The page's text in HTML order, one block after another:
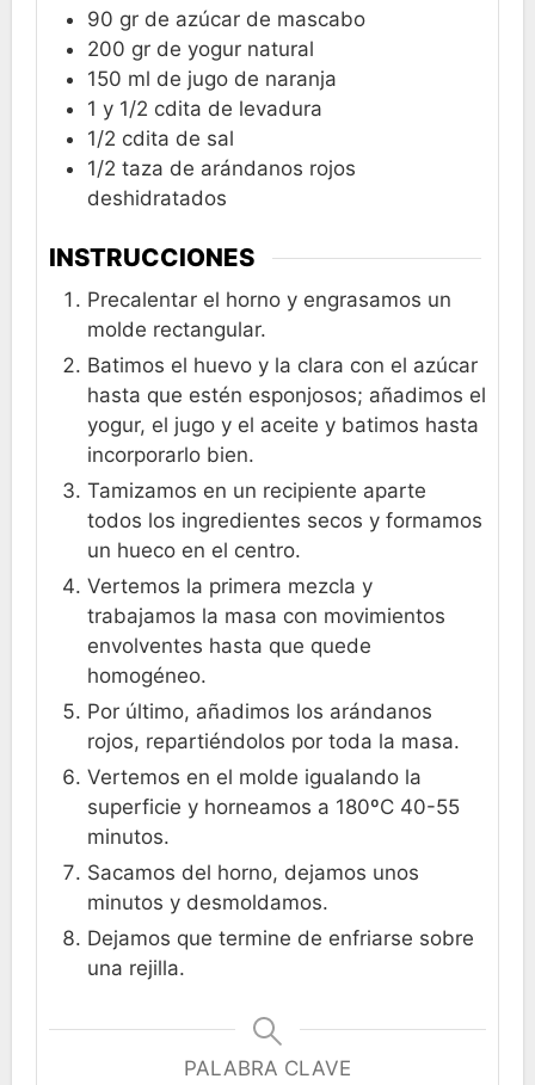
90 gr de azúcar de mascabo
200 gr de yogur natural
150 ml de jugo de naranja
1 y 1/2 cdita de levadura
1/2 cdita de sal
1/2 taza de arándanos rojos
deshidratados
INSTRUCCIONES
Precalentar el horno y engrasamos un
molde rectangular.
Batimos el huevo y la clara con el azúcar
hasta que estén esponjosos; añadimos el
yogur, el jugo y el aceite y batimos hasta
incorporarlo bien.
Tamizamos en un recipiente aparte
todos los ingredientes secos y formamos
un hueco en el centro.
Vertemos la primera mezcla y
trabajamos la masa con movimientos
envolventes hasta que quede
homogéneo.
Por último, añadimos los arándanos
rojos, repartiéndolos por toda la masa.
Vertemos en el molde igualando la
superficie y horneamos a 180ºC 40-55
minutos.
Sacamos del horno, dejamos unos
minutos y desmoldamos.
Dejamos que termine de enfriarse sobre
una rejilla.
PALABRA CLAVE